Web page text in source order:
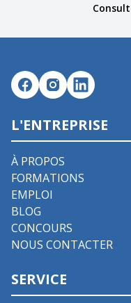
L'ENTREPRISE
À PROPOS
FORMATIONS
EMPLOI
BLOG
CONCOURS
NOUS CONTACTER
SERVICE